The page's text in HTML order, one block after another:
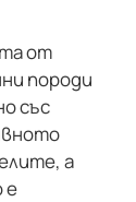
от
породи
със
а
е